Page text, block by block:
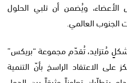
الأعضاء، ويُضمن أن تلبي الحلول
الجنوب العالمي.
مُتزايد، تُقدّم مجموعة “بريكس”
على الاعتقاد الراسخ بأنّ التنمية